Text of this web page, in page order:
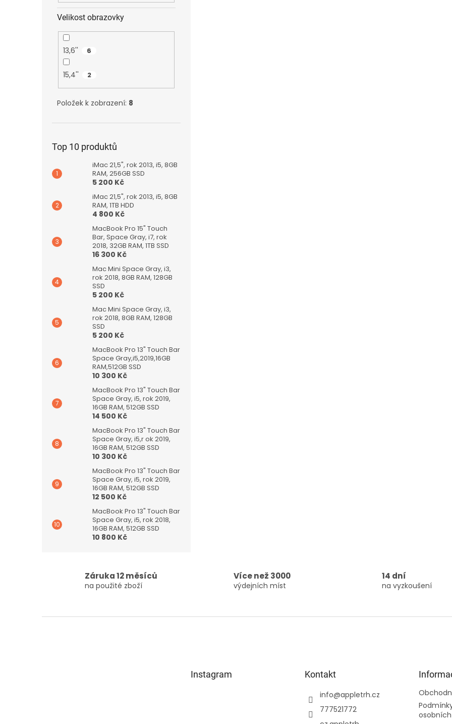
Velikost obrazovky
13,6'' 6
15,4'' 2
Položek k zobrazení: 8
Top 10 produktů
iMac 21,5", rok 2013, i5, 8GB
RAM, 256GB SSD
5 200 Kč
iMac 21,5", rok 2013, i5, 8GB
RAM, 1TB HDD
4 800 Kč
MacBook Pro 15" Touch
Bar, Space Gray, i7, rok
2018, 32GB RAM, 1TB SSD
16 300 Kč
Mac Mini Space Gray, i3,
rok 2018, 8GB RAM, 128GB
SSD
5 200 Kč
Mac Mini Space Gray, i3,
rok 2018, 8GB RAM, 128GB
SSD
5 200 Kč
MacBook Pro 13" Touch Bar
Space Gray,i5,2019,16GB
RAM,512GB SSD
10 300 Kč
MacBook Pro 13" Touch Bar
Space Gray, i5, rok 2019,
16GB RAM, 512GB SSD
14 500 Kč
MacBook Pro 13" Touch Bar
Space Gray, i5,r ok 2019,
16GB RAM, 512GB SSD
10 300 Kč
MacBook Pro 13" Touch Bar
Space Gray, i5, rok 2019,
16GB RAM, 512GB SSD
12 500 Kč
MacBook Pro 13" Touch Bar
Space Gray, i5, rok 2018,
16GB RAM, 512GB SSD
10 800 Kč
Záruka 12 měsíců
na použité zboží
Více než 3000
výdejních míst
14 dní
na vyzkoušení
Instagram Kontakt
info@appletrh.cz
777521772